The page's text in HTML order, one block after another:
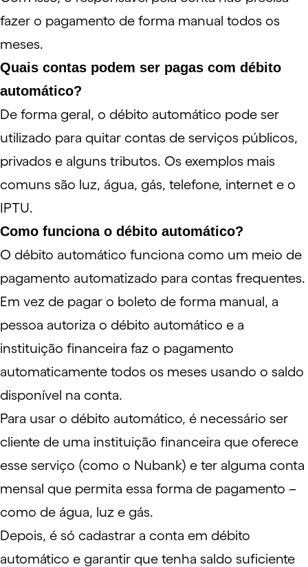
fazer o pagamento de forma manual todos os
meses.
Quais contas podem ser pagas com débito
automático?
De forma geral, o débito automático pode ser
utilizado para quitar contas de serviços públicos,
privados e alguns tributos. Os exemplos mais
comuns são luz, água, gás, telefone, internet e o
IPTU.
Como funciona o débito automático?
O débito automático funciona como um meio de
pagamento automatizado para contas frequentes.
Em vez de pagar o boleto de forma manual, a
pessoa autoriza o débito automático e a
instituição financeira faz o pagamento
automaticamente todos os meses usando o saldo
disponível na conta.
Para usar o débito automático, é necessário ser
cliente de uma instituição financeira que oferece
esse serviço (como o Nubank) e ter alguma conta
mensal que permita essa forma de pagamento –
como de água, luz e gás.
Depois, é só cadastrar a conta em débito
automático e garantir que tenha saldo suficiente